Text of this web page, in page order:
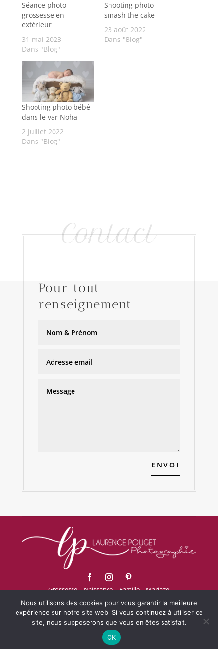
Séance photo
grossesse en
extérieur
31 mai 2023
Dans "Blog"
Shooting photo
smash the cake
23 août 2022
Dans "Blog"
Shooting photo bébé
dans le var Noha
2 juillet 2022
Dans "Blog"
Contact
Pour tout
renseignement
ENVOI
Grossesse – Naissance – Famille – Mariage
06.52.81.70.28
Sanary-Sur-Mer – Toulon – VAR
Mentions légales
Politique de confidentialité
CGV
Nous utilisons des cookies pour vous garantir la meilleure
expérience sur notre site web. Si vous continuez à utiliser ce
site, nous supposerons que vous en êtes satisfait.
OK